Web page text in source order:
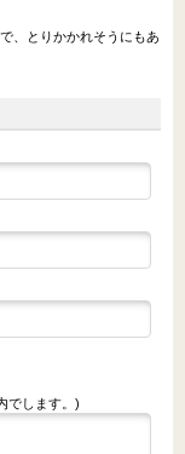
、とりかかれそうにもあ
でします。)